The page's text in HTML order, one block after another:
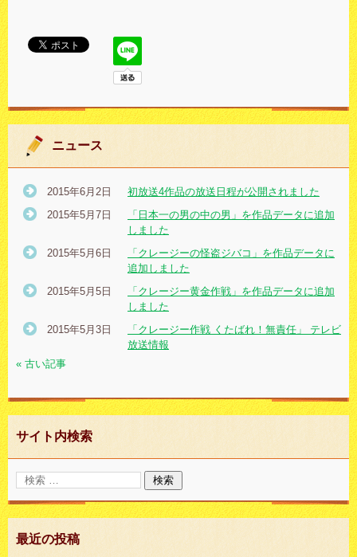
ニュース
2015年6月2日
初放送4作品の放送日程が公開されました
2015年5月7日
「日本一の男の中の男」を作品データに追加
しました
2015年5月6日
「クレージーの怪盗ジバコ」を作品データに
追加しました
2015年5月5日
「クレージー黄金作戦」を作品データに追加
しました
2015年5月3日
「クレージー作戦 くたばれ！無責任」 テレビ
放送情報
« 古い記事
サイト内検索
最近の投稿